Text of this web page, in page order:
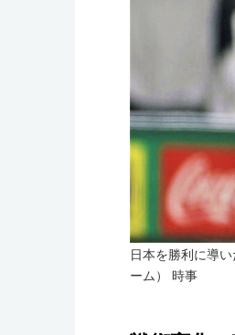
日本を勝利に導
ーム） 時事